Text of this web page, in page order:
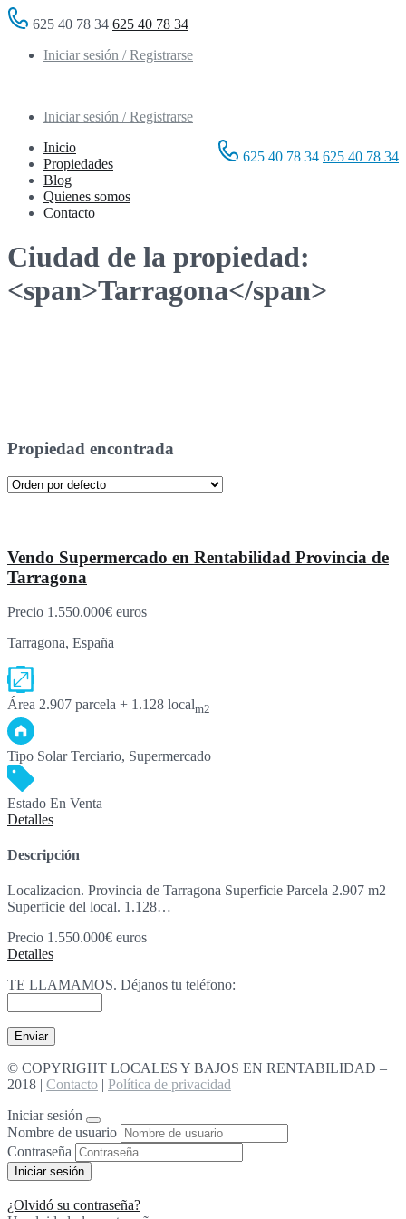
625 40 78 34 625 40 78 34
Iniciar sesión / Registrarse
Iniciar sesión / Registrarse
625 40 78 34 625 40 78 34
Inicio
Propiedades
Blog
Quienes somos
Contacto
Ciudad de la propiedad:
<span>Tarragona</span>
Propiedad encontrada
Vendo Supermercado en Rentabilidad Provincia de
Tarragona
Precio 1.550.000€ euros
Tarragona, España
Área 2.907 parcela + 1.128 localm2
Tipo Solar Terciario, Supermercado
Estado En Venta
Detalles
Descripción
Localizacion. Provincia de Tarragona Superficie Parcela 2.907 m2
Superficie del local. 1.128…
Precio 1.550.000€ euros
Detalles
TE LLAMAMOS. Déjanos tu teléfono:
© COPYRIGHT LOCALES Y BAJOS EN RENTABILIDAD –
2018 | Contacto | Política de privacidad
Iniciar sesión
Nombre de usuario
Contraseña
¿Olvidó su contraseña?